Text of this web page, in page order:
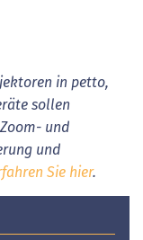
in petto,
sollen
und
und
Sie hier.